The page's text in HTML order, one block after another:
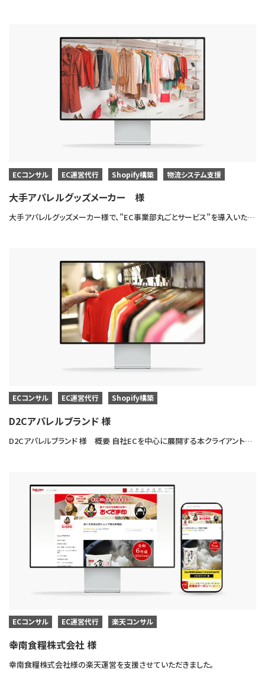
大手アパレルグッズメーカー 様
ECコンサル EC運営代行 Shopify構築 物流システム支援
大手アパレルグッズメーカー様で、”EC事業部丸ごとサービス”を導入いただき、ECサイト制作・運営・物流システム構築を一貫して対応させていただきました。
D2Cアパレルブランド 様
ECコンサル EC運営代行 Shopify構築
D2Cアパレルブランド 様 概要 自社ECを中心に展開する本クライアントは、オリジナルアパレルを販売するD2Cブランドです。 当社アートトレーディング株式会社にてShopify構築・EC運営代行・EC
幸南食糧株式会社 様
ECコンサル EC運営代行 楽天コンサル
幸南食糧株式会社様の楽天運営を支援させていただきました。